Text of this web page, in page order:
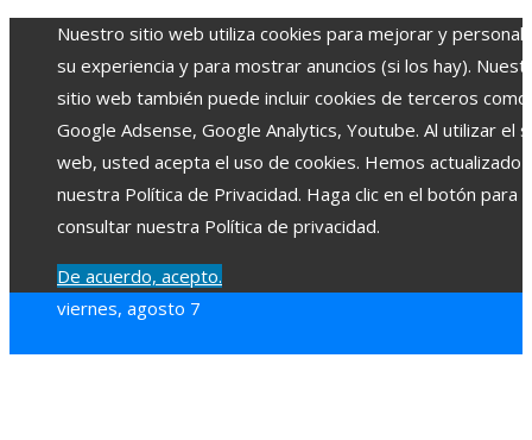
Nuestro sitio web utiliza cookies para mejorar y
su experiencia y para mostrar anuncios (si los hay).
sitio web también puede incluir cookies de terceros como
Google Adsense, Google Analytics, Youtube. Al utilizar el
web, usted acepta el uso de cookies. Hemos actualizado
nuestra Política de Privacidad. Haga clic en el botón para
consultar nuestra Política de privacidad.
De acuerdo, acepto.
viernes, agosto 7